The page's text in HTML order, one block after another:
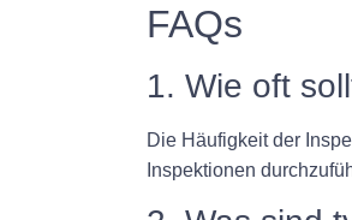
FAQs
1. Wie oft
Die Häufigkeit der
Inspektionen